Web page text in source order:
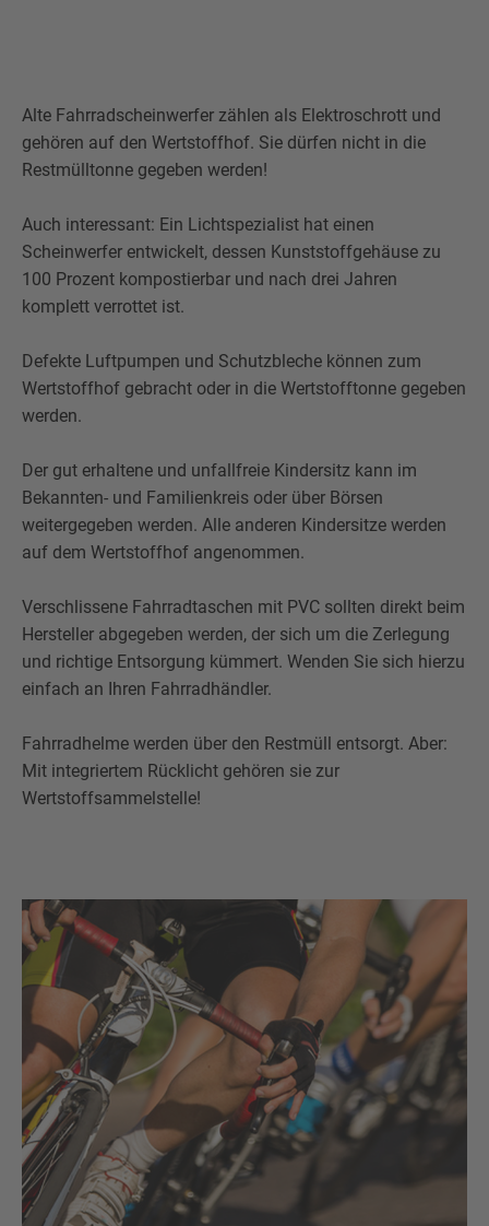
Alte Fahrradscheinwerfer zählen als Elektroschrott und
gehören auf den Wertstoffhof. Sie dürfen nicht in die
Restmülltonne gegeben werden!
Auch interessant: Ein Lichtspezialist hat einen
Scheinwerfer entwickelt, dessen Kunststoffgehäuse zu
100 Prozent kompostierbar und nach drei Jahren
komplett verrottet ist.
Defekte Luftpumpen und Schutzbleche können zum
Wertstoffhof gebracht oder in die Wertstofftonne gegeben
werden.
Der gut erhaltene und unfallfreie Kindersitz kann im
Bekannten- und Familienkreis oder über Börsen
weitergegeben werden. Alle anderen Kindersitze werden
auf dem Wertstoffhof angenommen.
Verschlissene Fahrradtaschen mit PVC sollten direkt beim
Hersteller abgegeben werden, der sich um die Zerlegung
und richtige Entsorgung kümmert. Wenden Sie sich hierzu
einfach an Ihren Fahrradhändler.
Fahrradhelme werden über den Restmüll entsorgt. Aber:
Mit integriertem Rücklicht gehören sie zur
Wertstoffsammelstelle!